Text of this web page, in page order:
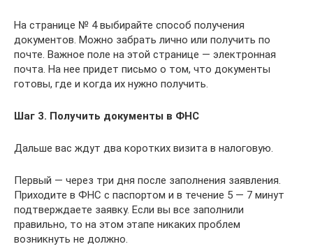
На странице № 4 выбирайте способ получения
документов. Можно забрать лично или получить по
почте. Важное поле на этой странице — электронная
почта. На нее придет письмо о том, что документы
готовы, где и когда их нужно получить.
Шаг 3. Получить документы в ФНС
Дальше вас ждут два коротких визита в налоговую.
Первый — через три дня после заполнения заявления.
Приходите в ФНС с паспортом и в течение 5 — 7 минут
подтверждаете заявку. Если вы все заполнили
правильно, то на этом этапе никаких проблем
возникнуть не должно.